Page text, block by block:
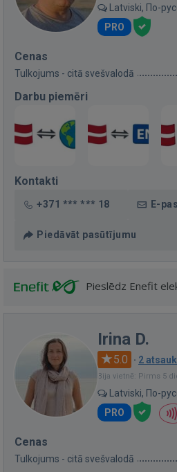
Latviski, По-
PRO
Cenas
Tulkojums - citā svešvalodā
Darbu piemēri
Kontakti
+371 *** *** 18 E-
Piedāvāt pasūtījumu
Pieslēdz Enefit
Irina D.
5.0 · 2
Bija vietnē: Pirms 5
Latviski, По-
PRO
Cenas
Tulkojums - citā svešvalodā